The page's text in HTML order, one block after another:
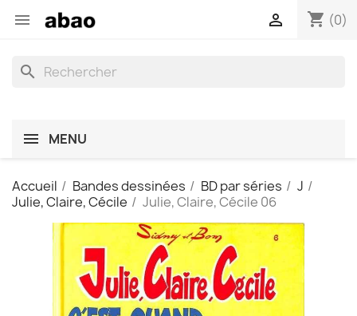
 shopping_cart (0)

search
MENU
Accueil Bandes dessinées BD par séries
J
Julie, Claire, Cécile
Julie, Claire, Cécile 06